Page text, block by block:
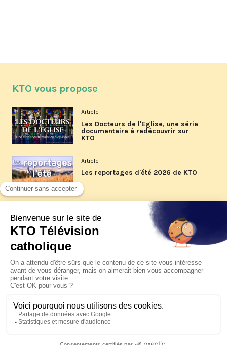
KTO vous propose
Article
Les Docteurs de l'Église, une série
documentaire à redécouvrir sur
KTO
Article
Les reportages d'été 2026 de KTO
La visite pastorale du pape Léon
XIV à Assise à suivre sur KTO le
jeudi 6 août
Le pape en Uruguay, Argentine et
Pérou du 6 au 17 novembre 2026
© KTO 2026 —Contact